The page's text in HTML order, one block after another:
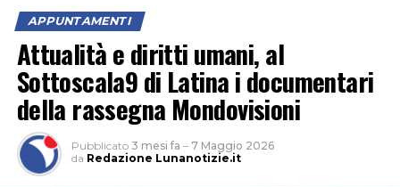
APPUNTAMENTI
Attualità e diritti umani, al
Sottoscala9 di Latina i documentari
della rassegna Mondovisioni
Pubblicato 3 mesi fa – 7 Maggio 2026
da Redazione Lunanotizie.it